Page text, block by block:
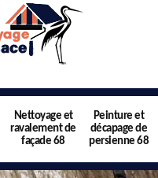
Nettoyage et
ravalement de
façade 68
Peinture et
décapage de
persienne 68